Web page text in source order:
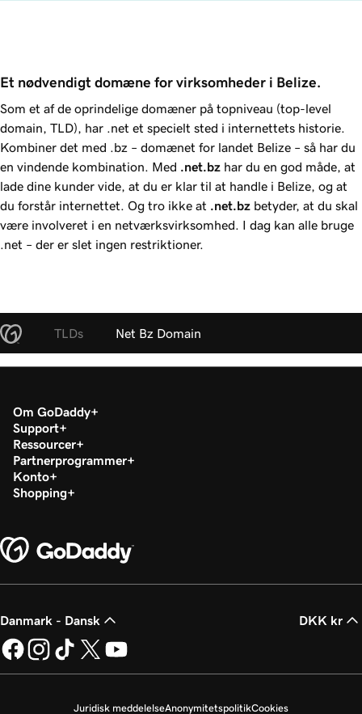
Et nødvendigt domæne for virksomheder i Belize.
Som et af de oprindelige domæner på topniveau (top-level
domain, TLD), har .net et specielt sted i internettets historie.
Kombiner det med .bz – domænet for landet Belize – så har du
en vindende kombination. Med .net.bz har du en god måde, at
lade dine kunder vide, at du er klar til at handle i Belize, og at
du forstår internettet. Og tro ikke at .net.bz betyder, at du skal
være involveret i en netværksvirksomhed. I dag kan alle bruge
.net – der er slet ingen restriktioner.
TLDs Net Bz Domain
Om GoDaddy
Support
Ressourcer
Partnerprogrammer
Konto
Shopping
Danmark - Dansk DKK kr
Juridisk meddelelseAnonymitetspolitikCookies